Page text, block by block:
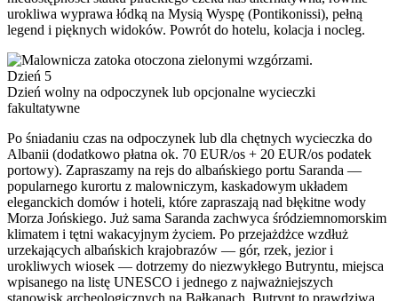
urokliwa wyprawa łódką na Mysią Wyspę (Pontikonissi), pełną
legend i pięknych widoków. Powrót do hotelu, kolacja i nocleg.
Dzień 5
Dzień wolny na odpoczynek lub opcjonalne wycieczki
fakultatywne
Po śniadaniu czas na odpoczynek lub dla chętnych wycieczka do
Albanii (dodatkowo płatna ok. 70 EUR/os + 20 EUR/os podatek
portowy). Zapraszamy na rejs do albańskiego portu Saranda —
popularnego kurortu z malowniczym, kaskadowym układem
eleganckich domów i hoteli, które zapraszają nad błękitne wody
Morza Jońskiego. Już sama Saranda zachwyca śródziemnomorskim
klimatem i tętni wakacyjnym życiem. Po przejażdżce wzdłuż
urzekających albańskich krajobrazów — gór, rzek, jezior i
urokliwych wiosek — dotrzemy do niezwykłego Butryntu, miejsca
wpisanego na listę UNESCO i jednego z najważniejszych
stanowisk archeologicznych na Bałkanach. Butrynt to prawdziwa